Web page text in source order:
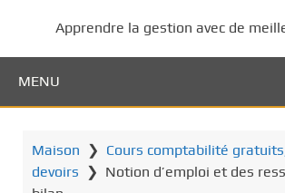
o
Apprendre la gestion avec de
MENU
Maison ❯ Cours comptabilité
devoirs ❯ Notion d’emploi et des